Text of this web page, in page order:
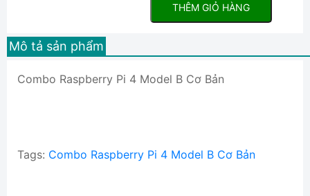
THÊM GIỎ HÀNG
Mô tả sản phẩm
Combo Raspberry Pi 4 Model B Cơ Bản
Tags: Combo Raspberry Pi 4 Model B Cơ Bản